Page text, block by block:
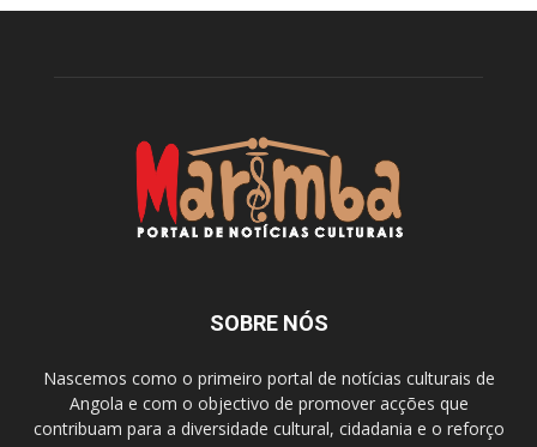
SOBRE NÓS
Nascemos como o primeiro portal de notícias culturais de
Angola e com o objectivo de promover acções que
contribuam para a diversidade cultural, cidadania e o reforço